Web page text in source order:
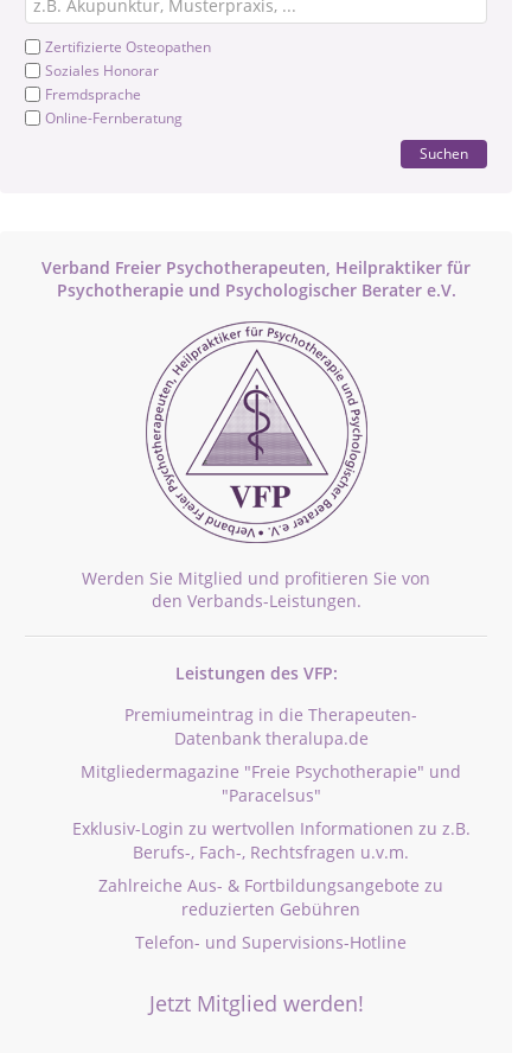
Zertifizierte Osteopathen
Soziales Honorar
Fremdsprache
Online-Fernberatung
Suchen
Verband Freier Psychotherapeuten, Heilpraktiker für
Psychotherapie und Psychologischer Berater e.V.
Werden Sie Mitglied und profitieren Sie von
den Verbands-Leistungen.
Leistungen des VFP:
Premiumeintrag in die Therapeuten-
Datenbank theralupa.de
Mitgliedermagazine "Freie Psychotherapie" und
"Paracelsus"
Exklusiv-Login zu wertvollen Informationen zu z.B.
Berufs-, Fach-, Rechtsfragen u.v.m.
Zahlreiche Aus- & Fortbildungsangebote zu
reduzierten Gebühren
Telefon- und Supervisions-Hotline
Jetzt Mitglied werden!